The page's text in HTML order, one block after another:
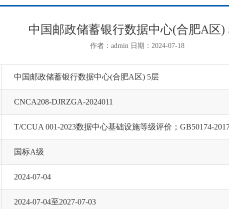
中国邮政储蓄银行数据中心(合肥A区)
作者：admin 日期：2024-07-18
中国邮政储蓄银行数据中心(合肥A区) 5层
CNCA208-DJRZGA-2024011
T/CCUA 001-2023数据中心基础设施等级评价；GB50174-
国标A级
2024-07-04
2024-07-04至2027-07-03